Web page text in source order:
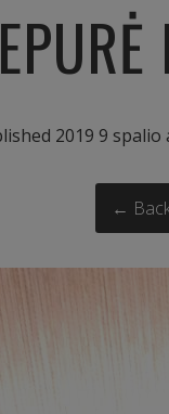
2019 9 spalio
←